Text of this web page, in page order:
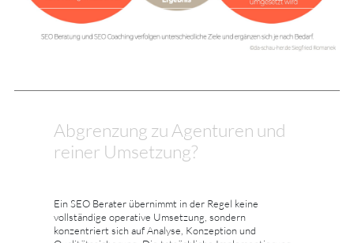
Abgrenzung zu Agenturen und
reiner Umsetzung?
Ein SEO Berater übernimmt in der Regel keine
vollständige operative Umsetzung, sondern
konzentriert sich auf Analyse, Konzeption und